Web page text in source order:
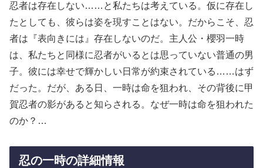
忍者は存在しない……と私たちは考えている。仮に存在し
たとしても、彼らは姿を現すことはない。だからこそ、忍
者は『表向きには』存在しないのだ。主人公・櫻羽一時
は、私たちと同様に忍者がいるとは思っていない普通の男
子。彼には幸せで輝かしい日常が約束されている……はず
だった。だが、ある日、一時は命を狙われ、その背後に甲
賀忍者の影があると知らされる。なぜ一時は命を狙われた
のか？…
忍の一時の詳細情報